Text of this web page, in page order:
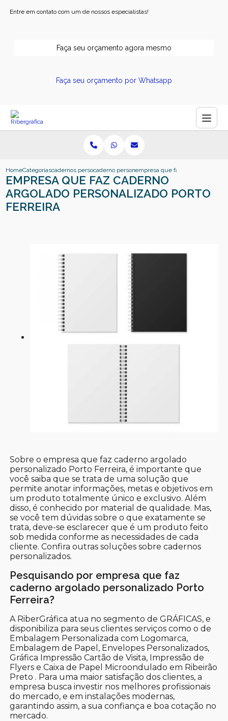
Entre em contato com um de nossos especialistas!
Faça seu orçamento agora mesmo
Faça seu orçamento por Whatsapp
HomeCategoriascadernos personalizadoscaderno personalizado empresarial
empresa que faz caderno
EMPRESA QUE FAZ CADERNO
ARGOLADO PERSONALIZADO PORTO
FERREIRA
Sobre o empresa que faz caderno argolado
personalizado Porto Ferreira, é importante que
você saiba que se trata de uma solução que
permite anotar informações, metas e objetivos em
um produto totalmente único e exclusivo. Além
disso, é conhecido por material de qualidade. Mas,
se você tem dúvidas sobre o que exatamente se
trata, deve-se esclarecer que é um produto feito
sob medida conforme as necessidades de cada
cliente. Confira outras soluções sobre cadernos
personalizados.
Pesquisando por empresa que faz
caderno argolado personalizado Porto
Ferreira?
A RiberGráfica atua no segmento de GRÁFICAS, e
disponibiliza para seus clientes serviços como o de
Embalagem Personalizada com Logomarca,
Embalagem de Papel, Envelopes Personalizados,
Gráfica Impressão Cartão de Visita, Impressão de
Flyers e Caixa de Papel Microondulado em Ribeirão
Preto . Para uma maior satisfação dos clientes, a
empresa busca investir nos melhores profissionais
do mercado, e em instalações modernas,
garantindo assim, a sua confiança e boa cotação no
mercado.